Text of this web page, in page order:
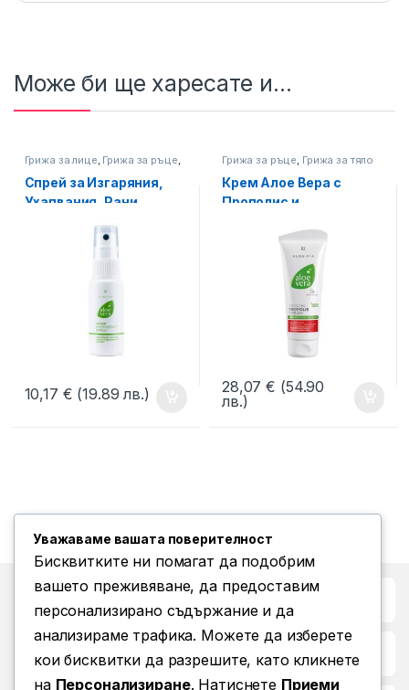
Може би ще харесате и...
Грижа за лице Грижа за ръце
Грижа за тяло
Спрей за Изгаряния,
Ухапвания, Рани,
Aloe via, 30 мл Малък
10,17 € (19.89 лв.)
Грижа за ръце Грижа за тяло
Крем Алое Вера с
Прополис и
Вера за Напукани Ръце
и Пети Aloe Via LR
28,07€ (54.90
лв.)
Бърз достъп до
Повече информация
Уважаваме вашата поверителност
Бисквитките ни помагат да подобрим
вашето преживяване, да предоставим
персонализирано съдържание и да
анализираме трафика. Можете да изберете
кои бисквитки да разрешите, като кликнете
на Персонализиране. Натиснете Приеми